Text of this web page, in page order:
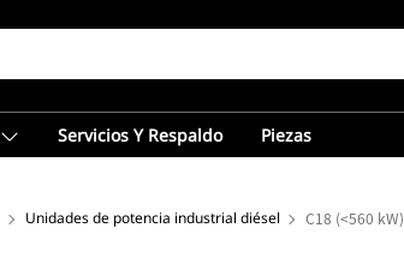
Servicios Y Respaldo Piezas
Unidades de potencia industrial diésel C18 (<560 kW)